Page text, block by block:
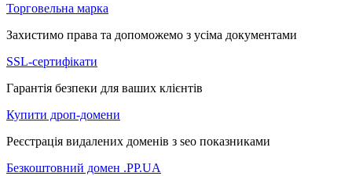
Торговельна марка
Захистимо права та допоможемо з усіма документами
SSL-сертифікати
Гарантія безпеки для ваших клієнтів
Купити дроп-домени
Реєстрація видалених доменів з seo показниками
Безкоштовний домен .PP.UA